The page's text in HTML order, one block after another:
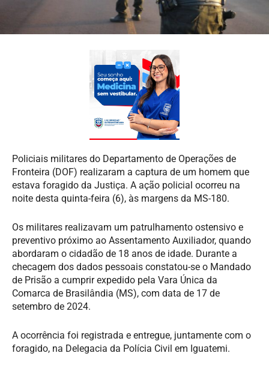
Policiais militares do Departamento de Operações de
Fronteira (DOF) realizaram a captura de um homem que
estava foragido da Justiça. A ação policial ocorreu na
noite desta quinta-feira (6), às margens da MS-180.
Os militares realizavam um patrulhamento ostensivo e
preventivo próximo ao Assentamento Auxiliador, quando
abordaram o cidadão de 18 anos de idade. Durante a
checagem dos dados pessoais constatou-se o Mandado
de Prisão a cumprir expedido pela Vara Única da
Comarca de Brasilândia (MS), com data de 17 de
setembro de 2024.
A ocorrência foi registrada e entregue, juntamente com o
foragido, na Delegacia da Polícia Civil em Iguatemi.